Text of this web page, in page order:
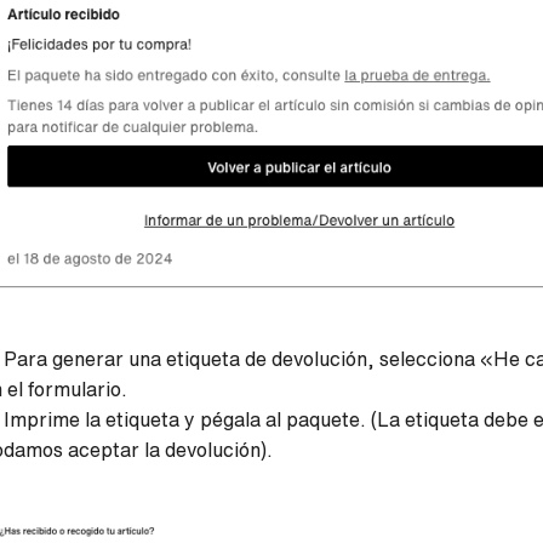
generar una etiqueta de devolución, selecciona «He
el formulario.
Imprime la etiqueta y pégala al paquete. (La etiqueta debe
aceptar la devolución).